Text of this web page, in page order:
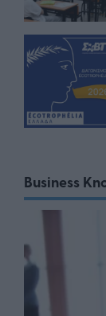
Business